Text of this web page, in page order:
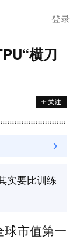
登录
横刀
实要比训练
市值第一